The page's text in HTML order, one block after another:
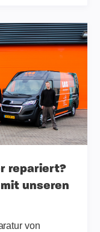
repariert?
unseren
von